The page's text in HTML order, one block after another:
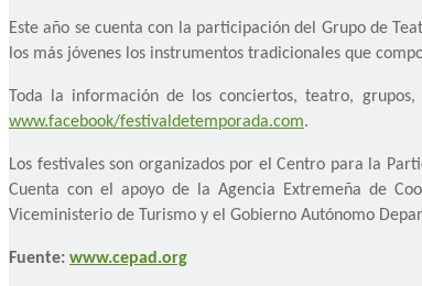
Este año se cuenta con la participación del Grupo de
los más jóvenes los instrumentos tradicionales que
Toda la información de los conciertos, teatro,
www.facebook/festivaldetemporada.com.
Los festivales son organizados por el Centro para la
Cuenta con el apoyo de la Agencia Extremeña de
Viceministerio de Turismo y el Gobierno Autónomo
Fuente: www.cepad.org